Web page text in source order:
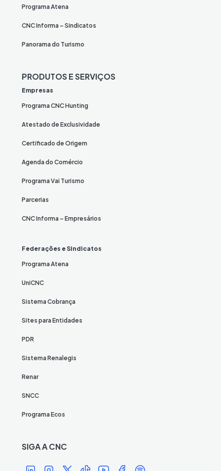
Programa Atena
CNC Informa – Sindicatos
Panorama do Turismo
PRODUTOS E SERVIÇOS
Empresas
Programa CNC Hunting
Atestado de Exclusividade
Certificado de Origem
Agenda do Comércio
Programa Vai Turismo
Parcerias
CNC Informa – Empresários
Federações e Sindicatos
Programa Atena
UniCNC
Sistema Cobrança
Sites para Entidades
PDR
Sistema Renalegis
Renar
SNCC
Programa Ecos
SIGA A CNC
Í Í Í Í Í Í Í